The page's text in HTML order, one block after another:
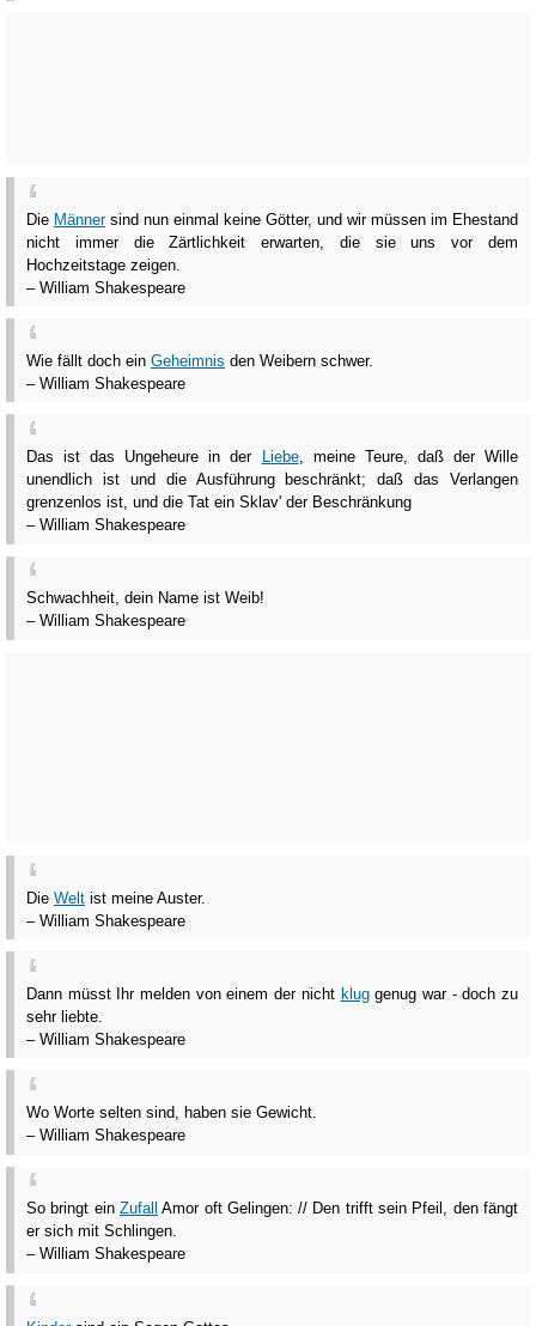
Die Männersind nun einmal keine Götter, und wir müssen im Ehestand
nicht immer die Zärtlichkeit erwarten, die sie uns vor dem
Hochzeitstage zeigen.
– William Shakespeare
Wie fällt doch ein Geheimnis den Weibern schwer.
– William Shakespeare
Das ist das Ungeheure in der Liebe, meine Teure, daß der Wille
unendlich ist und die Ausführung beschränkt; daß das Verlangen
grenzenlos ist, und die Tat ein Sklav' der Beschränkung
– William Shakespeare
Schwachheit, dein Name ist Weib!
– William Shakespeare
Die Welt ist meine Auster.
– William Shakespeare
Dann müsst Ihr melden von einem der nicht kluggenug war - doch zu
sehr liebte.
– William Shakespeare
Wo Worte selten sind, haben sie Gewicht.
– William Shakespeare
So bringt ein Zufall Amor oft Gelingen: // Den trifft sein Pfeil, den fängt
er sich mit Schlingen.
– William Shakespeare